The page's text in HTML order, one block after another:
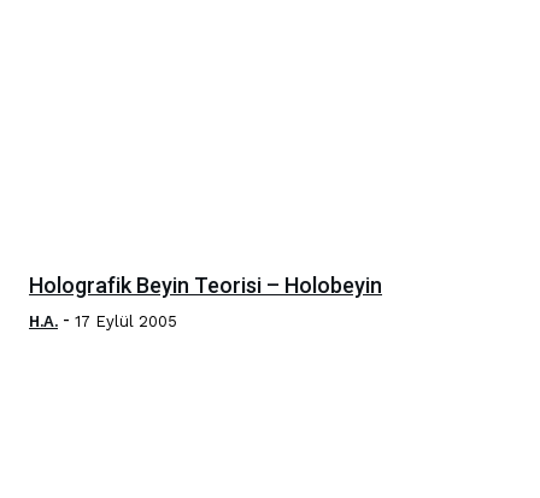
Holografik Beyin Teorisi – Holobeyin
H.A. - 17 Eylül 2005